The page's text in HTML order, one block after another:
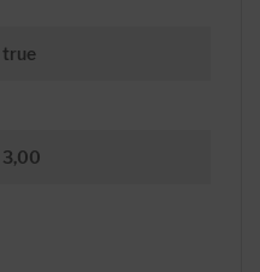
true
3,00